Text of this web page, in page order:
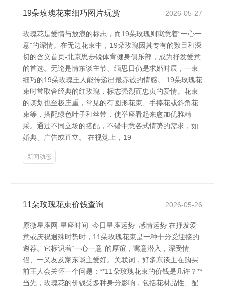
19朵玫瑰花束细巧图片玩赏 2026-05-27
玫瑰花是爱情与放浪的标志，而19朵玫瑰则寓意着“一心一
意”的深情。在无边花束中，19朵玫瑰因其专有的数目和深
切的含义首页-北京思步锐体育健身俱乐部，成为抒发爱意
的首选。无论是情东谈主节、缅思日仍是求婚时辰，一束
细巧的19朵玫瑰王人能传递出最赤诚的情感。 19朵玫瑰花
束时常取舍经典的红玫瑰，标志强烈而忠贞的爱情。花束
的谋划也至极庄重，常见的有圆形花束、手捧花或斜角花
束等，搭配绿色叶子和丝带，使举座看起来愈加优雅精
采。通过不同立场的搭配，不错中意各式情势的需求，如
婚典、广告或直立。 在视觉上，19
新闻动态
11朵玫瑰花束价钱查询 2026-05-26
原微星座网-星座时间_今日星座运势_感情运势 在抒发爱
意或庆祝迥殊时势时，11朵玫瑰花束是一种十分受迎接的
遴荐。它标识着“一心一意”的厚谊，寓意潜入，深受情
侣、一又友及家东谈主爱好。关联词，好多东谈主在购买
前王人会关怀一个问题：**11朵玫瑰花束的价钱是几许？**
当先，玫瑰花的价钱受多种身分影响，包括花材品性、配